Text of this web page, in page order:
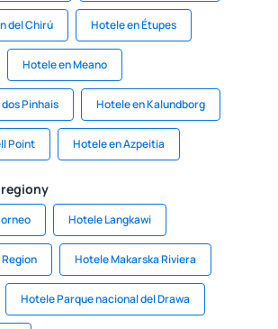
del Chirú Hotele en Étupes
Hotele en Meano
Pinhais Hotele en Kalundborg
Point Hotele en Azpeitia
regiony
Hotele Langkawi
Hotele Makarska Riviera
Hotele Parque nacional del Drawa